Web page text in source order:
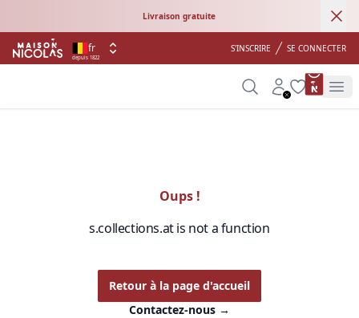
Livraison gratuite
depuis 1822
fr S'INSCRIRE SE CONNECTER
SearchAccount
Wishlist
Oups !
s.collections.at is not a function
Retour à la page d'accueil
Contactez-nous →